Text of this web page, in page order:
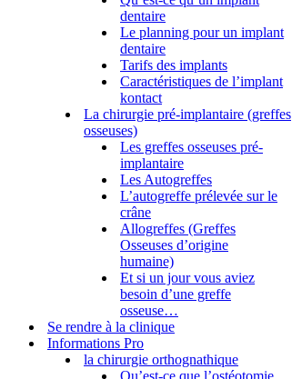
dentaire
Le planning pour un implant
dentaire
Tarifs des implants
Caractéristiques de l’implant
kontact
La chirurgie pré-implantaire (greffes
osseuses)
Les greffes osseuses pré-
implantaire
Les Autogreffes
L’autogreffe prélevée sur le
crâne
Allogreffes (Greffes
Osseuses d’origine
humaine)
Et si un jour vous aviez
besoin d’une greffe
osseuse…
Se rendre à la clinique
Informations Pro
la chirurgie orthognathique
Qu’est-ce que l’ostéotomie